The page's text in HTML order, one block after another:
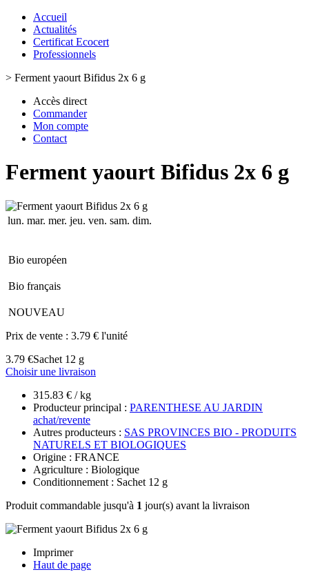
Accueil
Actualités
Certificat Ecocert
Professionnels
> Ferment yaourt Bifidus 2x 6 g
Accès direct
Commander
Mon compte
Contact
Ferment yaourt Bifidus 2x 6 g
lun. mar. mer. jeu. ven. sam. dim.
Bio européen
Bio français
NOUVEAU
Prix de vente : 3.79 € l'unité
3.79 €Sachet 12 g
Choisir une livraison
315.83 € / kg
Producteur principal : PARENTHESE AU JARDIN
achat/revente
Autres producteurs : SAS PROVINCES BIO - PRODUITS
NATURELS ET BIOLOGIQUES
Origine : FRANCE
Agriculture : Biologique
Conditionnement : Sachet 12 g
Produit commandable jusqu'à 1 jour(s) avant la livraison
Imprimer
Haut de page